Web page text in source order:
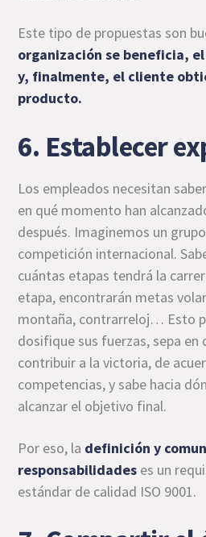
Este tipo de propuestas son
organización se beneficia,
y, finalmente, el cliente
producto.
6. Establecer
Los empleados necesitan
en qué momento han
después. Imaginemos un
competición internacional.
cuántas etapas tendrá la
etapa, encontrarán metas
montaña, contrarreloj… Esto
dosifique sus fuerzas, sepa
contribuir a la victoria, de
competencias, y sabe hacia
alcanzar el objetivo final.
Por eso, la definición y
responsabilidades es un
estándar de calidad ISO 9001.